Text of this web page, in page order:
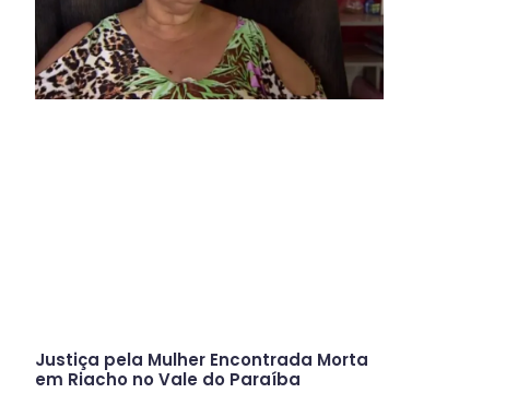
Justiça pela Mulher Encontrada Morta
em Riacho no Vale do Paraíba